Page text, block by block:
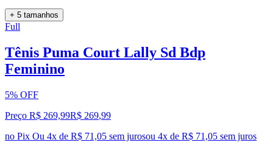
+ 5 tamanhos
Full
Tênis Puma Court Lally Sd Bdp
Feminino
5% OFF
Preço R$ 269,99R$ 269,99
no Pix Ou 4x de R$ 71,05 sem jurosou 4x de R$ 71,05 sem juros